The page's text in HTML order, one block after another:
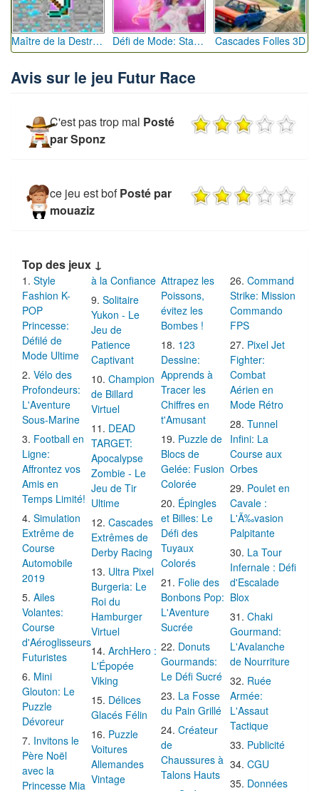
Maître de la Destruction: Fusion de Pioches Défi de Mode: Star du Podium Cascades Folles 3D
Avis sur le jeu Futur Race
C'est pas trop mal Posté
par Sponz
ce jeu est bof Posté par
mouaziz
Top des jeux ↓
Style
Fashion K-
POP
Princesse:
Défilé de
Mode Ultime
Vélo des
Profondeurs:
L'Aventure
Sous-Marine
Football en
Ligne:
Affrontez vos
Amis en
Temps Limité!
Simulation
Extrême de
Course
Automobile
2019
Ailes
Volantes:
Course
d'Aéroglisseurs
Futuristes
Mini
Glouton: Le
Puzzle
Dévoreur
Invitons le
Père Noël
avec la
Princesse Mia
à la Confiance
Solitaire
Yukon - Le
Jeu de
Patience
Captivant
Champion
de Billard
Virtuel
DEAD
TARGET:
Apocalypse
Zombie - Le
Jeu de Tir
Ultime
Cascades
Extrêmes de
Derby Racing
Ultra Pixel
Burgeria: Le
Roi du
Hamburger
Virtuel
ArchHero :
L'Épopée
Viking
Délices
Glacés Félin
Puzzle
Voitures
Allemandes
Vintage
Attrapez les
Poissons,
évitez les
Bombes !
123
Dessine:
Apprends à
Tracer les
Chiffres en
t'Amusant
Puzzle de
Blocs de
Gelée: Fusion
Colorée
Épingles
et Billes: Le
Défi des
Tuyaux
Colorés
Folie des
Bonbons Pop:
L'Aventure
Sucrée
Donuts
Gourmands:
Le Défi Sucré
La Fosse
du Pain Grillé
Créateur
de
Chaussures à
Talons Hauts
Command
Strike: Mission
Commando
FPS
Pixel Jet
Fighter:
Combat
Aérien en
Mode Rétro
Tunnel
Infini: La
Course aux
Orbes
Poulet en
Cavale :
L'Ã‰vasion
Palpitante
La Tour
Infernale : Défi
d'Escalade
Blox
Chaki
Gourmand:
L'Avalanche
de Nourriture
Ruée
Armée:
L'Assaut
Tactique
Publicité
CGU
Données